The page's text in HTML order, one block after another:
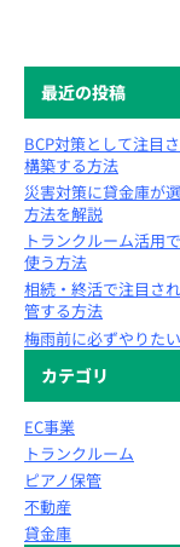
最近の投稿
BCP対策として注目
構築する方法
災害対策に貸金庫が
方法を解説
トランクルーム活用
使う方法
相続・終活で注目さ
管する方法
梅雨前に必ずやりた
カテゴリ
EC事業
トランクルーム
ピアノ保管
不動産
貸金庫